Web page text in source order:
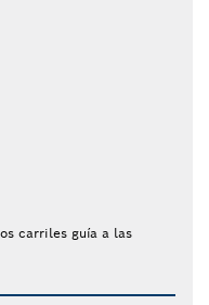
carriles guía a las